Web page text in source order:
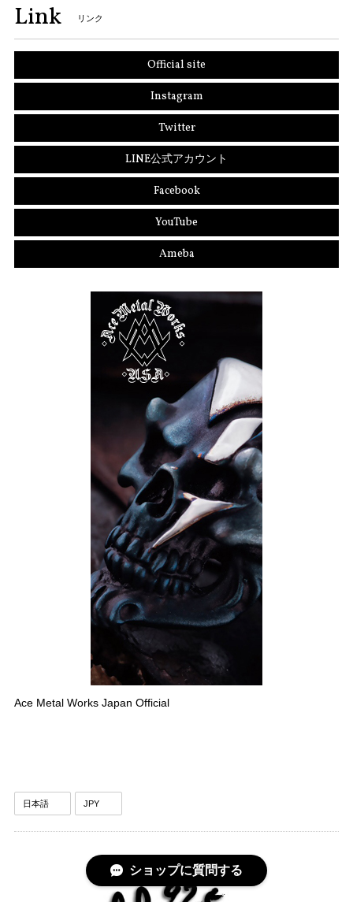
Link リンク
Official site
Instagram
Twitter
LINE公式アカウント
Facebook
YouTube
Ameba
Ace Metal Works Japan Official
ショップに質問する